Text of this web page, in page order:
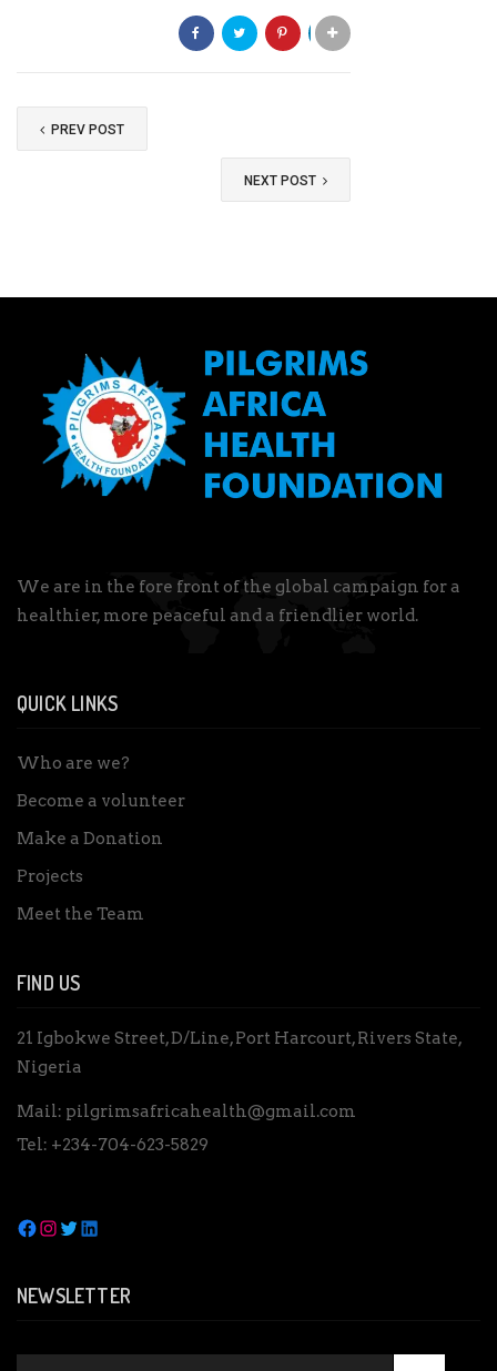
PREV POST
NEXT POST
We are in the fore front of the global campaign for a
healthier, more peaceful and a friendlier world.
QUICK LINKS
Who are we?
Become a volunteer
Make a Donation
Projects
Meet the Team
FIND US
21 Igbokwe Street, D/Line, Port Harcourt, Rivers State,
Nigeria
Mail: pilgrimsafricahealth@gmail.com
Tel: +234-704-623-5829
NEWSLETTER